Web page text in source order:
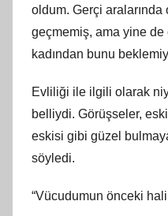
oldum. Gerçi aralarında
geçmemiş, ama yine de
kadından bunu
Evliliği ile ilgili olarak
belliydi. Görüşseler,
eskisi gibi güzel
söyledi.
“Vücudumun önceki